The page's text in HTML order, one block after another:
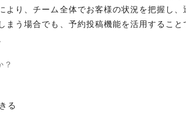
り、チーム全体でお客様の状況を把握し、
まう場合でも、予約投稿機能を活用するこ
る